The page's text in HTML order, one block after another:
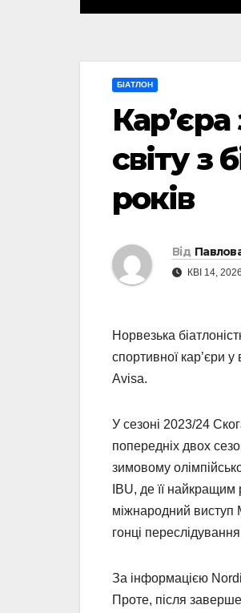
БІАТЛОН
світу з
років
Від
КВІ 14, 2026
Норвезька
спортивної кар’єри
Avisa.
У сезоні 2023/24
попередніх двох
зимовому
IBU, де її
міжнародний виступ
гонці
За інформацією
Проте, після